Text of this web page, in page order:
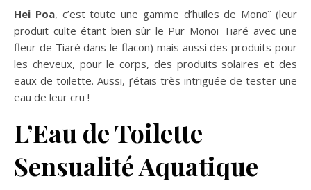
Hei Poa, c’est toute une gamme d’huiles de Monoï (leur
produit culte étant bien sûr le Pur Monoï Tiaré avec une
fleur de Tiaré dans le flacon) mais aussi des produits pour
les cheveux, pour le corps, des produits solaires et des
eaux de toilette. Aussi, j’étais très intriguée de tester une
eau de leur cru !
L’Eau de Toilette
Sensualité Aquatique